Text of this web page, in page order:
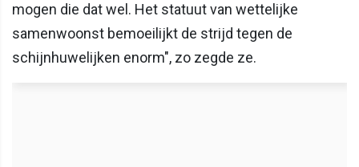
mogen die dat wel. Het statuut van wettelijke
samenwoonst bemoeilijkt de strijd tegen de
schijnhuwelijken enorm", zo zegde ze.